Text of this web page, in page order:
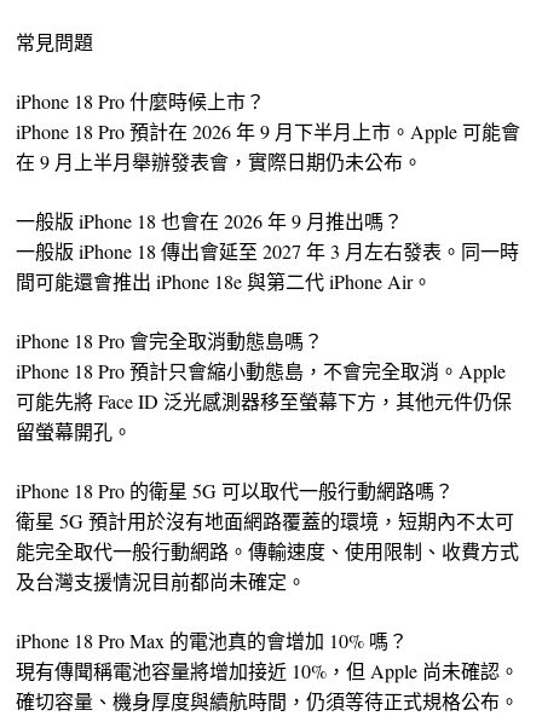
常見問題
iPhone 18 Pro 什麼時候上市？
iPhone 18 Pro 預計在 2026 年 9 月下半月上市。Apple 可能會
在 9 月上半月舉辦發表會，實際日期仍未公布。
一般版 iPhone 18 也會在 2026 年 9 月推出嗎？
一般版 iPhone 18 傳出會延至 2027 年 3 月左右發表。同一時
間可能還會推出 iPhone 18e 與第二代 iPhone Air。
iPhone 18 Pro 會完全取消動態島嗎？
iPhone 18 Pro 預計只會縮小動態島，不會完全取消。Apple
可能先將 Face ID 泛光感測器移至螢幕下方，其他元件仍保
留螢幕開孔。
iPhone 18 Pro 的衛星 5G 可以取代一般行動網路嗎？
衛星 5G 預計用於沒有地面網路覆蓋的環境，短期內不太可
能完全取代一般行動網路。傳輸速度、使用限制、收費方式
及台灣支援情況目前都尚未確定。
iPhone 18 Pro Max 的電池真的會增加 10% 嗎？
現有傳聞稱電池容量將增加接近 10%，但 Apple 尚未確認。
確切容量、機身厚度與續航時間，仍須等待正式規格公布。